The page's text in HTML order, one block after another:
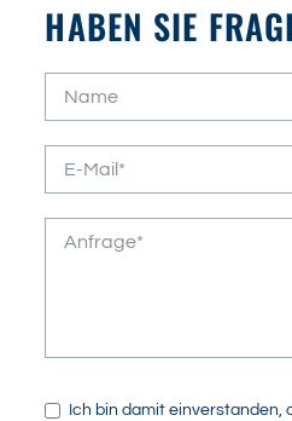
HABEN SIE
Ich bin damit einverstanden,